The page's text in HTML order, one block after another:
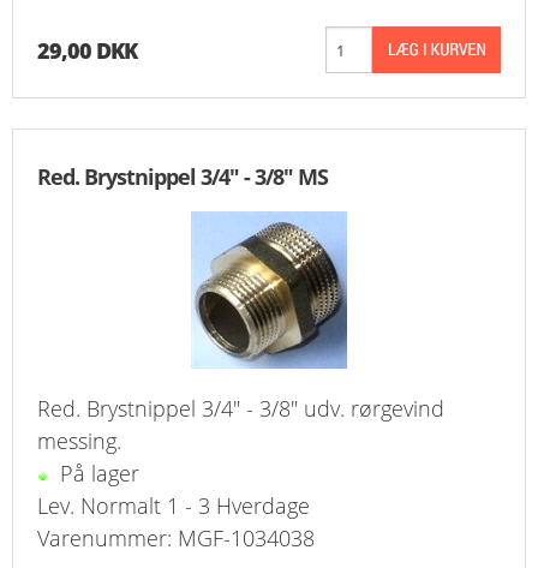
29,00 DKK
Red. Brystnippel 3/4" - 3/8" MS
Red. Brystnippel 3/4" - 3/8" udv. rørgevind
messing.
På lager
Lev. Normalt 1 - 3 Hverdage
Varenummer: MGF-1034038